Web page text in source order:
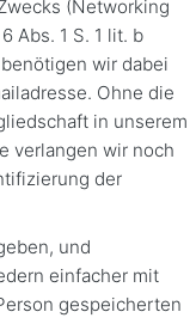
(Networking
Abs. 1 S. 1 lit. b
wir dabei
Ohne die
in unserem
verlangen wir noch
der
und
einfacher mit
gespeicherten